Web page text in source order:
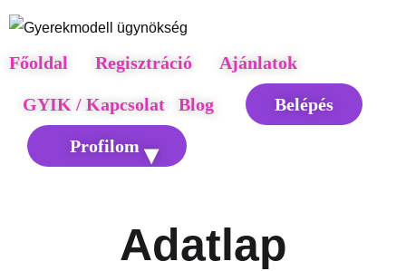
Főoldal Regisztráció Ajánlatok
GYIK / Kapcsolat Blog Belépés
Profilom
Adatlap